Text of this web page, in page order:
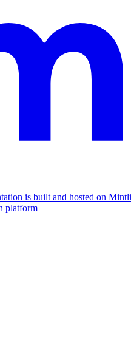
is built and hosted on
platform